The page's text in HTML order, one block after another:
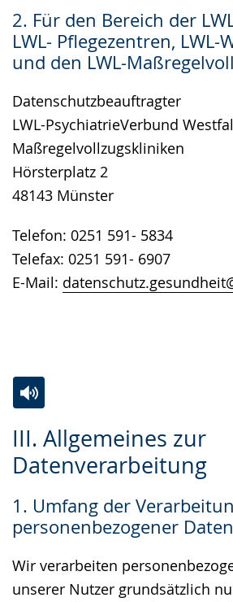
2. Für den Bereich der
LWL- Pflegezentren,
und den LWL-
Datenschutzbeauftragter
LWL-PsychiatrieVerbund
Maßregelvollzugskliniken
Hörsterplatz 2
48143 Münster
Telefon: 0251 591- 5834
Telefax: 0251 591- 6907
E-Mail:
III. Allgemeines zur
Datenverarbeitung
1. Umfang der
personenbezogener Daten
Wir verarbeiten
unserer Nutzer grundsätzlich
Leichten
Sprache
Audio-
Unterstützung.
Video
in
Gebärdensprache
wird
angezeigt.